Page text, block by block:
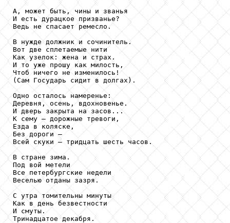
А, может быть, чины и званья
И есть дурацкое призванье?
Ведь не спасает ремесло.
В нужде должник и сочинитель.
Вот две сплетаемые нити
Как узелок: жена и страх.
И то уже прошу как милость,
Чтоб ничего не изменилось!
(Сам Государь сидит в долгах).
Одно осталось намеренье:
Деревня, осень, вдохновенье.
И дверь закрыта на засов...
К сему – дорожные тревоги,
Езда в коляске,
Без дороги –
Всей скуки – тридцать шесть часов.
В стране зима.
Под вой метели
Все петербургские недели
Веселью отданы зазря.
С утра томительны минуты
Как в день безвестности
И смуты.
Тринадцатое декабря.